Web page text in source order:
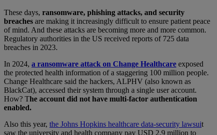
These days, ransomware, phishing attacks, and security
breaches are making it increasingly difficult to ensure patient peace
of mind. And these attacks are becoming more and more common.
Regulatory authorities in the US received reports of 725 data
breaches in 2023.
In 2024, a ransomware attack on Change Healthcare exposed
the protected health information of a staggering 100 million people.
Change Healthcare said the hackers, ALPHV (also known as
BlackCat), accessed their system through a single user account.
How? The account did not have multi-factor authentication
enabled.
Also this year, the Johns Hopkins healthcare data-security lawsuit
saw the university and health company pay USD 2.9 million to